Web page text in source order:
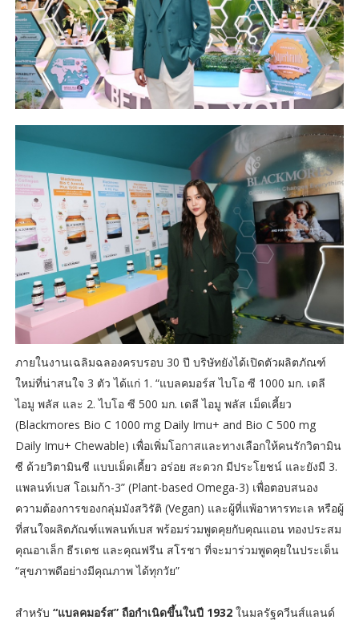
ภายในงานเฉลิมฉลองครบรอบ 30 ปี บริษัทยังได้เปิดตัวผลิตภัณฑ์
ใหม่ที่น่าสนใจ 3 ตัว ได้แก่ 1. “แบลคมอร์ส ไบโอ ซี 1000 มก. เดลี
ไอมู พลัส และ 2. ไบโอ ซี 500 มก. เดลี ไอมู พลัส เม็ดเคี้ยว
(Blackmores Bio C 1000 mg Daily Imu+ and Bio C 500 mg
Daily Imu+ Chewable) เพื่อเพิ่มโอกาสและทางเลือกให้คนรักวิตามิน
ซี ด้วยวิตามินซี แบบเม็ดเคี้ยว อร่อย สะดวก มีประโยชน์ และยังมี 3.
แพลนท์เบส โอเมก้า-3” (Plant-based Omega-3) เพื่อตอบสนอง
ความต้องการของกลุ่มมังสวิรัติ (Vegan) และผู้ที่แพ้อาหารทะเล หรือผู้
ที่สนใจผลิตภัณฑ์แพลนท์เบส พร้อมร่วมพูดคุยกับคุณแอน ทองประสม
คุณอาเล็ก ธีรเดช และคุณฟรีน สโรชา ที่จะมาร่วมพูดคุยในประเด็น
“สุขภาพดีอย่างมีคุณภาพ ได้ทุกวัย”
สำหรับ “แบลคมอร์ส” ถือกำเนิดขึ้นในปี 1932ในมลรัฐควีนส์แลนด์